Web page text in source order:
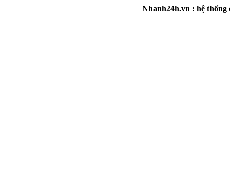
Nhanh24h.vn : hệ